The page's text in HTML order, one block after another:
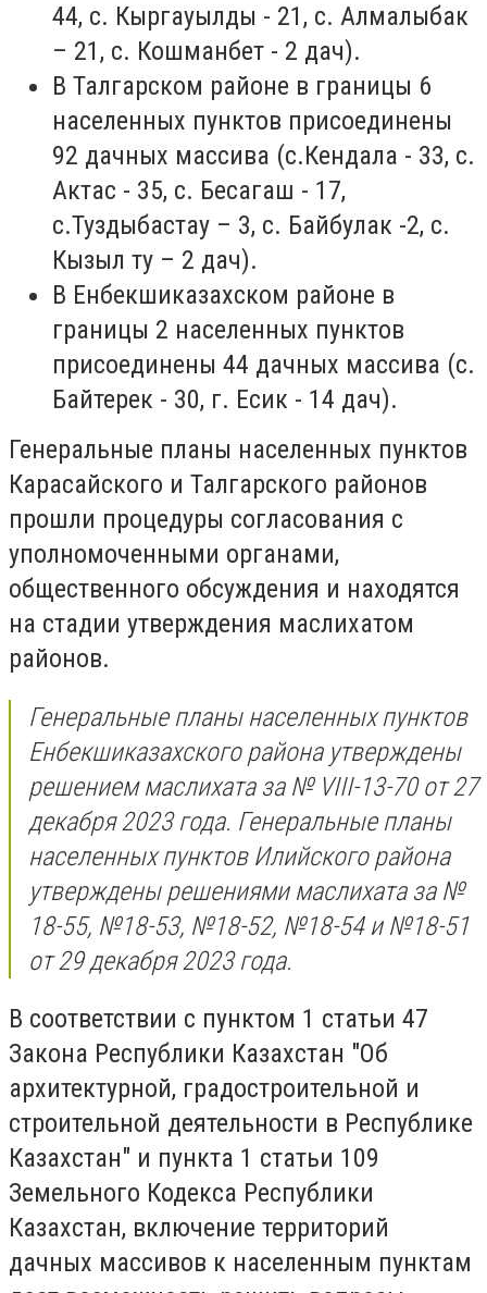
44, с. Кыргауылды - 21, с. Алмалыбак
– 21, с. Кошманбет - 2 дач).
В Талгарском районе в границы 6
населенных пунктов присоединены
92 дачных массива (с.Кендала - 33, с.
Актас - 35, с. Бесагаш - 17,
с.Туздыбастау – 3, с. Байбулак -2, с.
Кызыл ту – 2 дач).
В Енбекшиказахском районе в
границы 2 населенных пунктов
присоединены 44 дачных массива (с.
Байтерек - 30, г. Есик - 14 дач).
Генеральные планы населенных пунктов
Карасайского и Талгарского районов
прошли процедуры согласования с
уполномоченными органами,
общественного обсуждения и находятся
на стадии утверждения маслихатом
районов.
Генеральные планы населенных пунктов
Енбекшиказахского района утверждены
решением маслихата за № VIII-13-70 от 27
декабря 2023 года. Генеральные планы
населенных пунктов Илийского района
утверждены решениями маслихата за №
18-55, №18-53, №18-52, №18-54 и №18-51
от 29 декабря 2023 года.
В соответствии с пунктом 1 статьи 47
Закона Республики Казахстан "Об
архитектурной, градостроительной и
строительной деятельности в Республике
Казахстан" и пункта 1 статьи 109
Земельного Кодекса Республики
Казахстан, включение территорий
дачных массивов к населенным пунктам